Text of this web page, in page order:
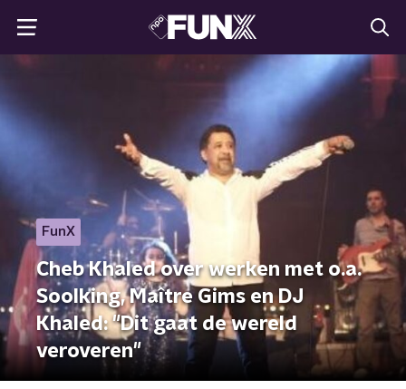
FunX
Cheb Khaled over werken met o.a.
Soolking, Maître Gims en DJ
Khaled: "Dit gaat de wereld
veroveren"